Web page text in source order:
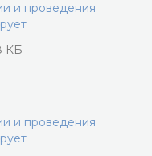
и проведения
КБ
и проведения